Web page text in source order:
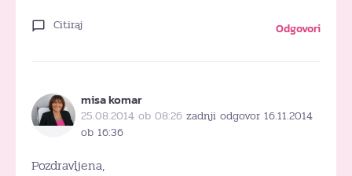
Citiraj Odgovori
misa komar
25.08.2014 ob 08:26 zadnji odgovor 16.11.2014
ob 16:36
Pozdravljena,